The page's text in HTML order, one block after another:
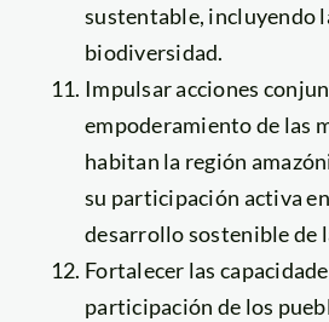
sustentable, incluyendo
biodiversidad.
Impulsar acciones
empoderamiento de las
habitan la región
su participación activa
desarrollo sostenible de
Fortalecer las
participación de los